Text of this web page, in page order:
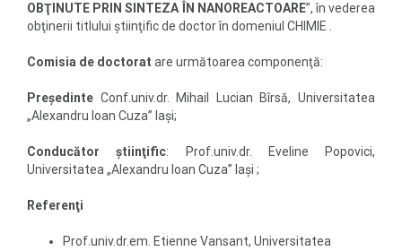
OBŢINUTE PRIN SINTEZA ÎN NANOREACTOARE”, în vederea
obţinerii titlului ştiinţific de doctor în domeniul CHIMIE .
Comisia de doctorat are următoarea componenţă:
Preşedinte Conf.univ.dr. Mihail Lucian Bîrsă, Universitatea
„Alexandru Ioan Cuza” Iaşi;
Conducător ştiinţific: Prof.univ.dr. Eveline Popovici,
Universitatea „Alexandru Ioan Cuza” Iaşi ;
Referenţi
Prof.univ.dr.em. Etienne Vansant, Universitatea